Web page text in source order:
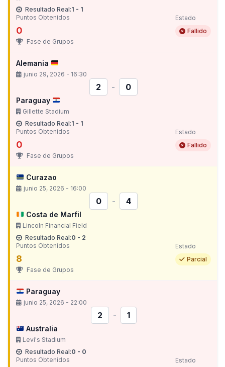
Resultado Real:1 - 1
Puntos Obtenidos
0
Estado
Fallido
Fase de Grupos
Alemania
junio 29, 2026 - 16:30
2 - 0
Paraguay
Gillette Stadium
Resultado Real:1 - 1
Puntos Obtenidos
0
Estado
Fallido
Fase de Grupos
Curazao
junio 25, 2026 - 16:00
0 - 4
Costa de Marfil
Lincoln Financial Field
Resultado Real:0 - 2
Puntos Obtenidos
8
Estado
Parcial
Fase de Grupos
Paraguay
junio 25, 2026 - 22:00
2 - 1
Australia
Levi's Stadium
Resultado Real:0 - 0
Puntos Obtenidos
Estado